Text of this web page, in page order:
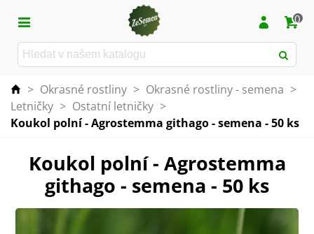
0
> Okrasné rostliny > Okrasné rostliny - semena >
Letničky > Ostatní letničky >
Koukol polní - Agrostemma githago - semena - 50 ks
Koukol polní - Agrostemma
githago - semena - 50 ks